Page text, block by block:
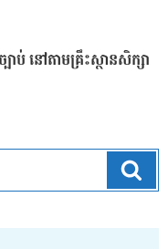
ាប់​ នៅ​តាម​គ្រឹះស្ថាន​សិក្សា